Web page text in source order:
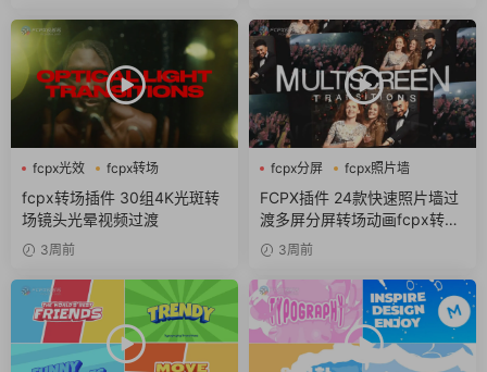
fcpx光效 fcpx转场
fcpx转场插件 30组4K光斑转
场镜头光晕视频过渡
3周前
fcpx分屏
fcpx照片墙
fcpx转场
FCPX插件 24款快速照片墙过
渡多屏分屏转场动画fcpx转场
插件3周前